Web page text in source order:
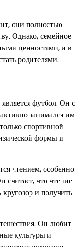
они полностью
Однако, семейное
ценностями, и в
родителями.
футбол. Он с
занимался им
спортивной
формы и
чтением, особенно
считает, что чтение
и получить
Он любит
культуры и